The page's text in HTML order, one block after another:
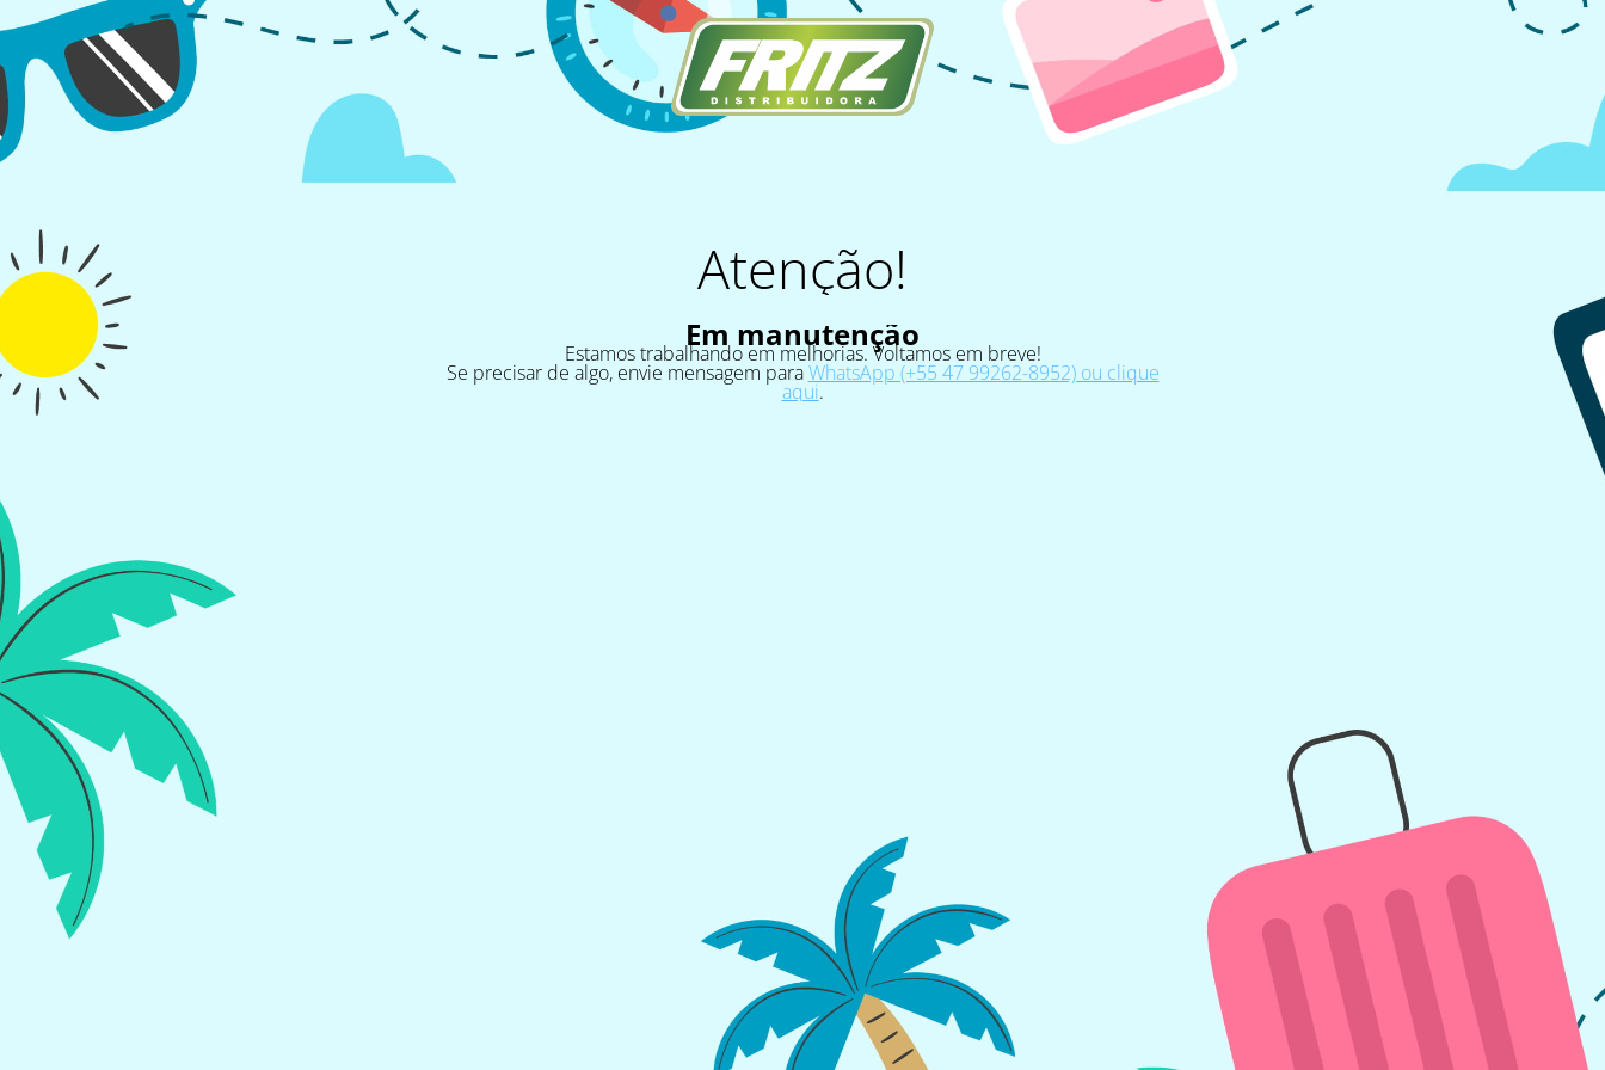
Atenção!
Em manutenção
Estamos trabalhando em melhorias. Voltamos em breve!
Se precisar de algo, envie mensagem paraWhatsApp (+55 47 99262-8952) ou clique
aqui.